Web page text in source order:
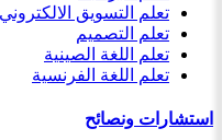
تعلم التسويق الالكتروني
تعلم التصميم
تعلم اللغة الصينية
تعلم اللغة الفرنسية
استشارات ونصائح